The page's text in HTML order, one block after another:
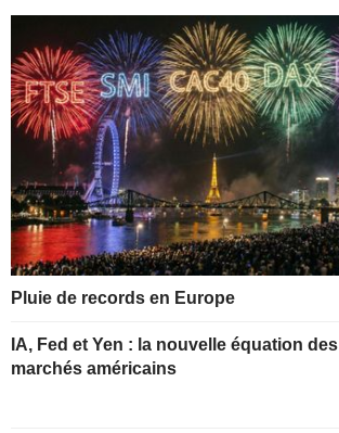
Pluie de records en Europe
IA, Fed et Yen : la nouvelle équation des
marchés américains